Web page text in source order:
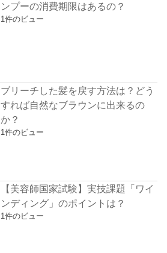
ンプーの消費期限はあるの？
1件のビュー
ブリーチした髪を戻す方法は？どう
すれば自然なブラウンに出来るの
か？
1件のビュー
【美容師国家試験】実技課題「ワイ
ンディング」のポイントは？
1件のビュー